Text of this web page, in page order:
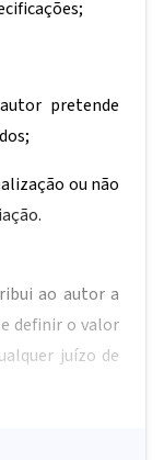
pretende
ou não
ao autor a
definir o valor
juízo de